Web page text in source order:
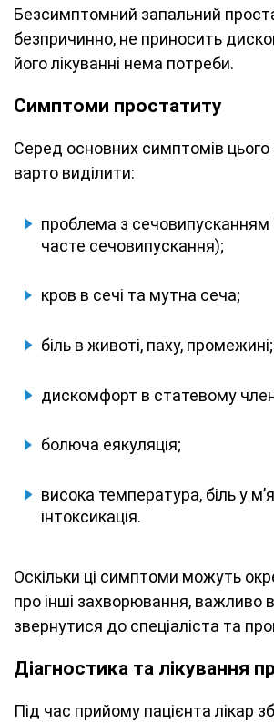
Безсимптомний запальний
безпричинно, не приносить
його лікуванні нема потреби.
Симптоми простатиту
Серед основних симптомів
варто виділити:
проблема з сечовипусканням
часте сечовипускання);
кров в сечі та мутна сеча;
біль в животі, паху, промежині;
дискомфорт в статевому
болюча еякуляція;
висока температура, біль у
інтоксикація.
Оскільки ці симптоми можуть
про інші захворювання, важливо
звернутися до спеціаліста та
Діагностика та лікування
Під час прийому пацієнта лікар